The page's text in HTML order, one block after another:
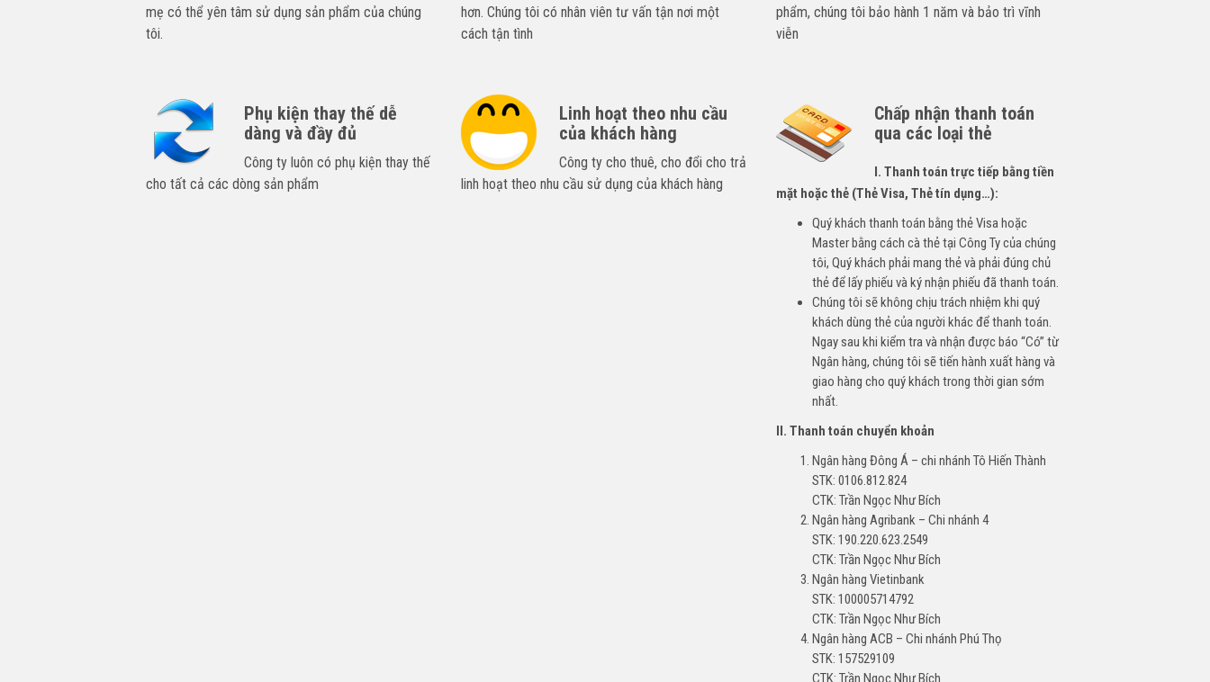
mẹ có thể yên tâm sử dụng sản phẩm của chúng
tôi.
hơn. Chúng tôi có nhân viên tư vấn tận nơi một
cách tận tình
phẩm, chúng tôi bảo hành 1 năm và bảo trì vĩnh
viễn
Phụ kiện thay thế dễ
dàng và đầy đủ
Công ty luôn có phụ kiện thay thế
cho tất cả các dòng sản phẩm
Linh hoạt theo nhu cầu
của khách hàng
Công ty cho thuê, cho đổi cho trả
linh hoạt theo nhu cầu sử dụng của khách hàng
Chấp nhận thanh toán
qua các loại thẻ
I. Thanh toán trực tiếp bằng tiền
mặt hoặc thẻ (Thẻ Visa, Thẻ tín dụng…):
Quý khách thanh toán bằng thẻ Visa hoặc
Master bằng cách cà thẻ tại Công Ty của chúng
tôi, Quý khách phải mang thẻ và phải đúng chủ
thẻ để lấy phiếu và ký nhận phiếu đã thanh toán.
Chúng tôi sẽ không chịu trách nhiệm khi quý
khách dùng thẻ của người khác để thanh toán.
Ngay sau khi kiểm tra và nhận được báo “Có” từ
Ngân hàng, chúng tôi sẽ tiến hành xuất hàng và
giao hàng cho quý khách trong thời gian sớm
nhất.
II. Thanh toán chuyển khoản
Ngân hàng Đông Á – chi nhánh Tô Hiến Thành
STK: 0106.812.824
CTK: Trần Ngọc Như Bích
Ngân hàng Agribank – Chi nhánh 4
STK: 190.220.623.2549
CTK: Trần Ngọc Như Bích
Ngân hàng Vietinbank
STK: 100005714792
CTK: Trần Ngọc Như Bích
Ngân hàng ACB – Chi nhánh Phú Thọ
STK: 157529109
CTK: Trần Ngọc Như Bích